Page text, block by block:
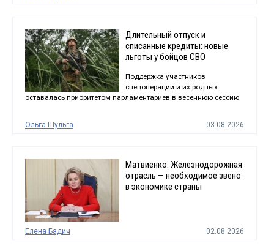
Длительный отпуск и
списанные кредиты: новые
льготы у бойцов СВО
Поддержка участников
спецоперации и их родных
оставалась приоритетом парламентариев в весеннюю сессию
Ольга Шульга 03.08.2026
Матвиенко: Железнодорожная
отрасль — необходимое звено
в экономике страны
Елена Бадич 02.08.2026